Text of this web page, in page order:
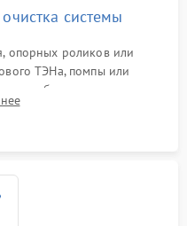
системы
опорных роликов или
ТЭНа, помпы или
глубокая очистка
и воздуховодов от